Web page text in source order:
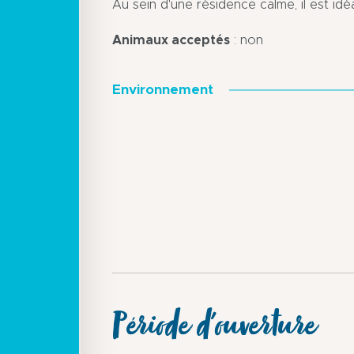
Au sein d'une résidence calme, il est
Animaux acceptés : non
Environnement
Période d'ouverture